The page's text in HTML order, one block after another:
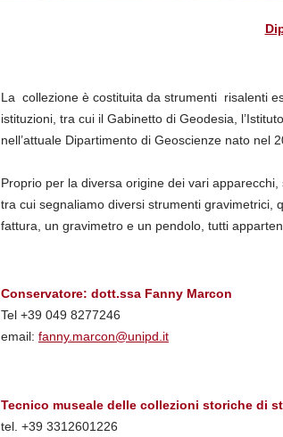
La collezione è costituita da strumenti risalenti
istituzioni, tra cui il Gabinetto di Geodesia,
nell’attuale Dipartimento di Geoscienze nato nel
Proprio per la diversa origine dei vari
tra cui segnaliamo diversi strumenti gravimetrici,
fattura, un gravimetro e un pendolo, tutti
Conservatore: dott.ssa Fanny Marcon
Tel +39 049 8277246
email: fanny.marcon@unipd.it
Tecnico museale delle collezioni storiche di
tel. +39 3312601226